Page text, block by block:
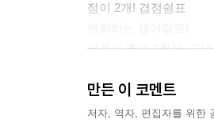
점이 2개! 겹점쉼표
음계와 주요 3화음 · 딸
가장조 연주하기
가장조의 주요 3화음은
만든 이 코멘트
저자, 역자, 편집자를 위한